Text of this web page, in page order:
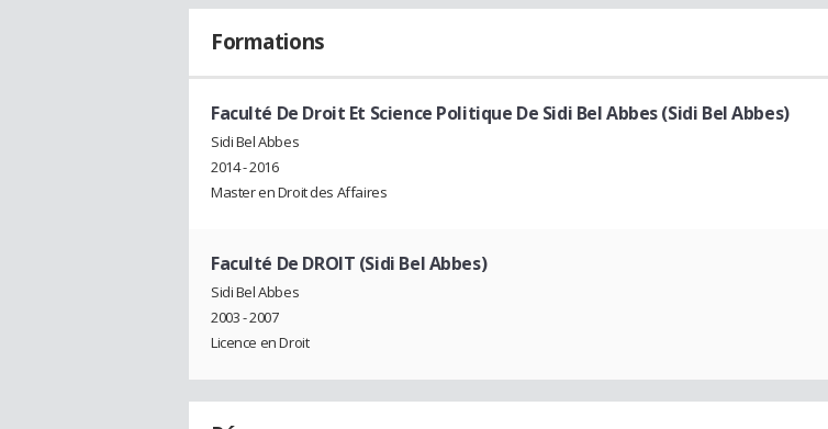
Formations
Faculté De Droit Et Science Politique De Sidi Bel Abbes (Sidi Bel Abbes)
Sidi Bel Abbes
2014 - 2016
Master en Droit des Affaires
Faculté De DROIT (Sidi Bel Abbes)
Sidi Bel Abbes
2003 - 2007
Licence en Droit